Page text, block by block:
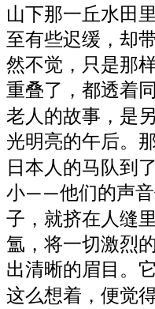
山下那一丘水田
至有些迟缓，却
然不觉，只是那
重叠了，都透着
老人的故事，是
光明亮的午后。
日本人的马队到
小——他们的声
子，就挤在人缝
氲，将一切激烈
出清晰的眉目。
这么想着，便觉